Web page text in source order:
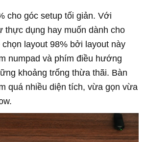
cho góc setup tối giản. Với
thực dụng hay muốn dành cho
layout 98% bởi layout này
numpad và phím điều hướng
khoảng trống thừa thãi. Bàn
quá nhiều diện tích, vừa gọn vừa